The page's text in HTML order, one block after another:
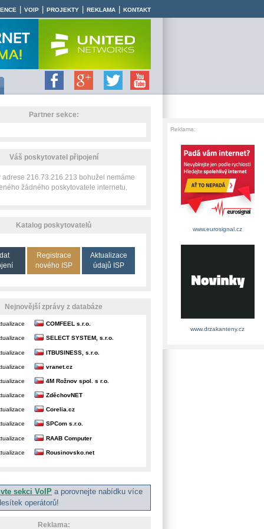
VOIP PROJEKTY REKLAMA KONTAKT
Partner sekce:
Váš poskytovatel připojení
adrese 216.73.216.213 bohužel nemáme
žádného poskytovatele internetu.
Katalog poskytovatelů
Registrace
nového ISP
Aktualizace
údajů ISP
Nejnovější zprávy z databáze
COMFEEL s.r.o.
SELECT SYSTEM, s.r.o.
ITBUSINESS, s.r.o.
vranet.cz
4M Rožnov spol. s r.o.
ZděchovNET
Corelia.cz
SPCom s.r.o.
RAAB Computer
Rousinovsko.net
sekci VoIP a porovnejte nabídku více
operátorů!
Reklama:
Reklama:
www.eurosignal.cz
www.drzakanteny.cz